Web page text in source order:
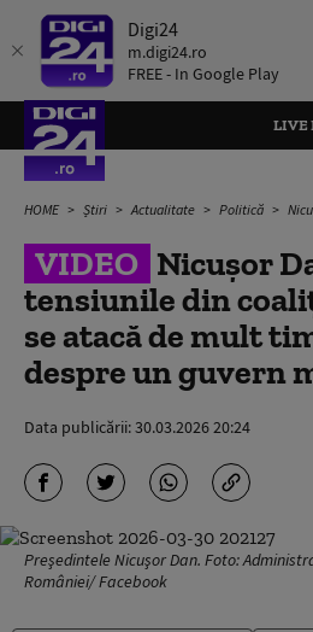
Digi24
m.digi24.ro
FREE - In Google Play
LIVE
HOME Știri Actualitate Politică Nicuşor
VIDEO Nicuşor
tensiunile din
se atacă de mult
despre un guvern
Data publicării:30.03.2026 20:24
Preşedintele Nicuşor Dan. Foto:
României/ Facebook